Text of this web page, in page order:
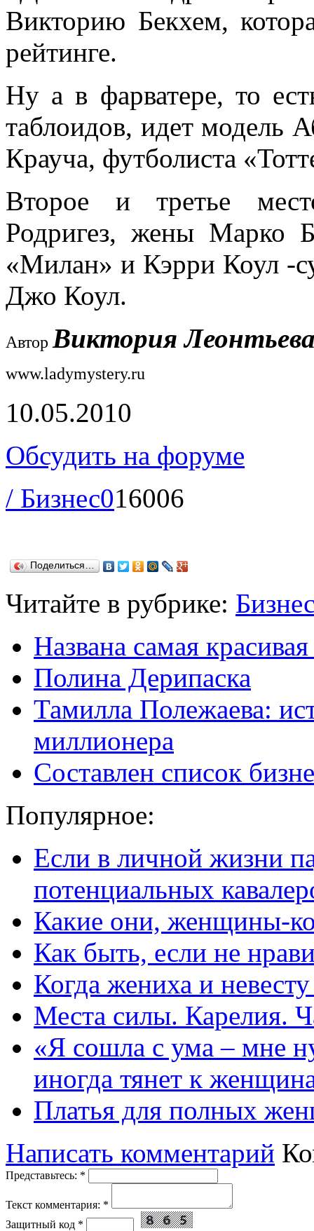
Викторию Бекхем,
рейтинге.
Ну а в фарватере, то
таблоидов, идет модель
Крауча, футболиста
Второе и третье
Родригез, жены Марко
«Милан» и Кэрри Коул -
Джо Коул.
Автор Виктория
www.ladymystery.ru
10.05.2010
Обсудить на форуме
/ Бизнес016006
Поделиться…
Читайте в рубрике:
Названа самая
Полина Дерипаска
Тамилла Полежаева:
миллионера
Составлен список
Популярное:
Если в личной жизни
потенциальных
Какие они, женщины-
Как быть, если не
Когда жениха и
Места силы. Карелия.
«Я сошла с ума – мне
иногда тянет к
Платья для полных
Написать комментарий
Представьтесь: *
Текст комментария: *
Защитный код *